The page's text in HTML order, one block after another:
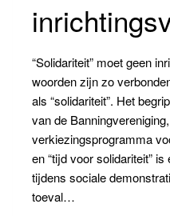
“Solidariteit” moet geen
woorden zijn zo
als “solidariteit”. Het
van de
verkiezingsprogramma
en “tijd voor solidariteit”
tijdens sociale
toeval…